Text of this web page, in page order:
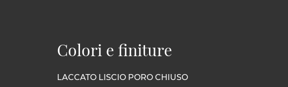
Colori e finiture
LACCATO LISCIO PORO CHIUSO